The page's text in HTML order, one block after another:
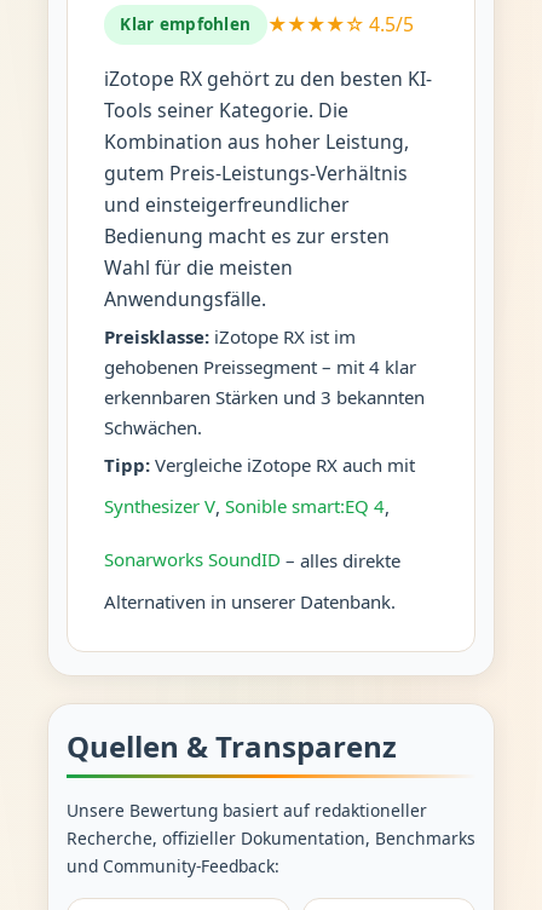
Klar empfohlen ★★★★☆ 4.5/5
iZotope RX gehört zu den besten KI-
Tools seiner Kategorie. Die
Kombination aus hoher Leistung,
gutem Preis-Leistungs-Verhältnis
und einsteigerfreundlicher
Bedienung macht es zur ersten
Wahl für die meisten
Anwendungsfälle.
Preisklasse:iZotope RX ist im
gehobenen Preissegment – mit 4 klar
erkennbaren Stärken und 3 bekannten
Schwächen.
Tipp:Vergleiche iZotope RX auch mit
Synthesizer V, Sonible smart:EQ 4,
Sonarworks SoundID – alles direkte
Alternativen in unserer Datenbank.
Quellen & Transparenz
Unsere Bewertung basiert auf redaktioneller
Recherche, offizieller Dokumentation, Benchmarks
und Community-Feedback: